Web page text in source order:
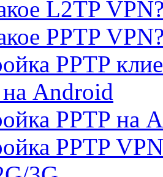
L2TP
PPTP
PPTP
на Android
PPTP на
PPTP